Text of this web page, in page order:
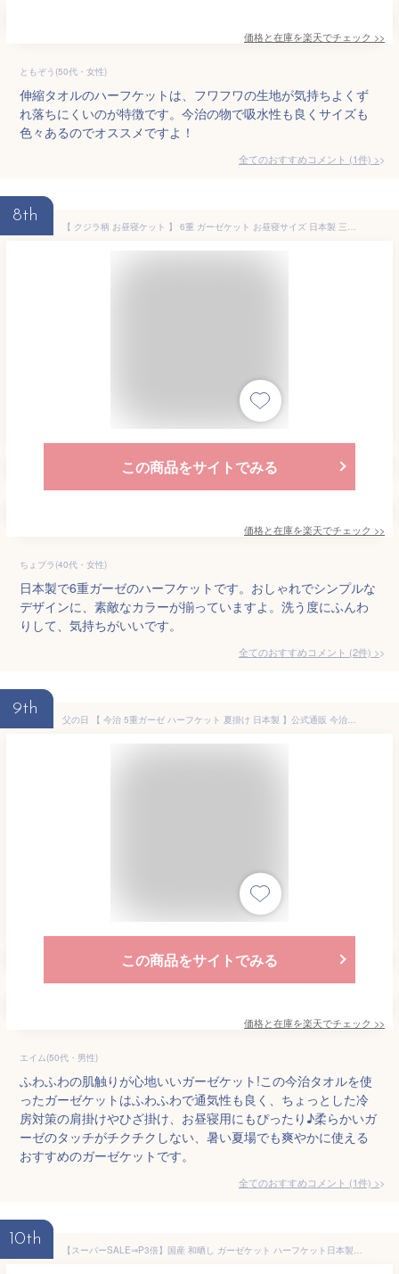
価格と在庫を楽天でチェック >>
ともぞう(50代・女性)
伸縮タオルのハーフケットは、フワフワの生地が気持ちよくず
れ落ちにくいのが特徴です。今治の物で吸水性も良くサイズも
色々あるのでオススメですよ！
全てのおすすめコメント (1件) >
8th
【 クジラ柄 お昼寝ケット 】 6重 ガーゼケット お昼寝サイズ 日本製 三河木綿 約85×115cm ベビーケット ブランケット ハーフケット キッズサイズ ベビー キッズ ジュニア 大人 膝掛け 年中素材 オールシーズン 春夏 夏 夏用 肌掛け布団 肌掛け 夏ふとん 夏布団 マリン
この商品をサイトでみる
価格と在庫を楽天でチェック >>
ちょプラ(40代・女性)
日本製で6重ガーゼのハーフケットです。おしゃれでシンプルな
デザインに、素敵なカラーが揃っていますよ。洗う度にふんわ
りして、気持ちがいいです。
全てのおすすめコメント (2件) >
9th
父の日 【 今治 5重ガーゼ ハーフケット 夏掛け 日本製 】公式通販 今治ふんわり 綿100% 夏用 寝具 ハーフサイズ 今治タオル 5重ガーケット ガーゼケット ガーゼ 今治 タオルケット タオル日本製 今治ガーゼ 今治タオルケット 父の日 父の日
この商品をサイトでみる
価格と在庫を楽天でチェック >>
エイム(50代・男性)
ふわふわの肌触りが心地いいガーゼケット!この今治タオルを使
ったガーゼケットはふわふわで通気性も良く、ちょっとした冷
房対策の肩掛けやひざ掛け、お昼寝用にもぴったり♪柔らかいガ
ーゼのタッチがチクチクしない、暑い夏場でも爽やかに使える
おすすめのガーゼケットです。
全てのおすすめコメント (1件) >
10th
【スーパーSALE⇒P3倍】国産 和晒し ガーゼケット ハーフケット日本製 和晒 ガーゼケット ジュニア 子供 サイズ 膝掛け やわらか コットン ガーゼ ブランケット 男 女 薄め 無地 シンプル 夏掛け オールシーズン